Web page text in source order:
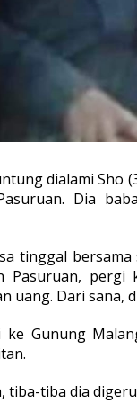
dialami Sho
Dia
tinggal
Pasuruan,
uang. Dari sana,
ke Gunung
tiba-tiba dia